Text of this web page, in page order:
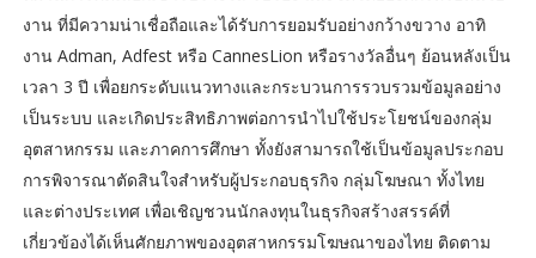
งาน ที่มีความน่าเชื่อถือและได้รับการยอมรับอย่างกว้างขวาง อาทิ
งาน Adman, Adfest หรือ CannesLion หรือรางวัลอื่นๆ ย้อนหลังเป็น
เวลา 3 ปี เพื่อยกระดับแนวทางและกระบวนการรวบรวมข้อมูลอย่าง
เป็นระบบ และเกิดประสิทธิภาพต่อการนำไปใช้ประโยชน์ของกลุ่ม
อุตสาหกรรม และภาคการศึกษา ทั้งยังสามารถใช้เป็นข้อมูลประกอบ
การพิจารณาตัดสินใจสำหรับผู้ประกอบธุรกิจ กลุ่มโฆษณา ทั้งไทย
และต่างประเทศ เพื่อเชิญชวนนักลงทุนในธุรกิจสร้างสรรค์ที่
เกี่ยวข้องได้เห็นศักยภาพของอุตสาหกรรมโฆษณาของไทย ติดตาม